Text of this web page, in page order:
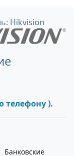
Hikvision
телефону ).
Банковские